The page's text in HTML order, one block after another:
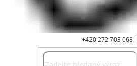
+420 272 703 068